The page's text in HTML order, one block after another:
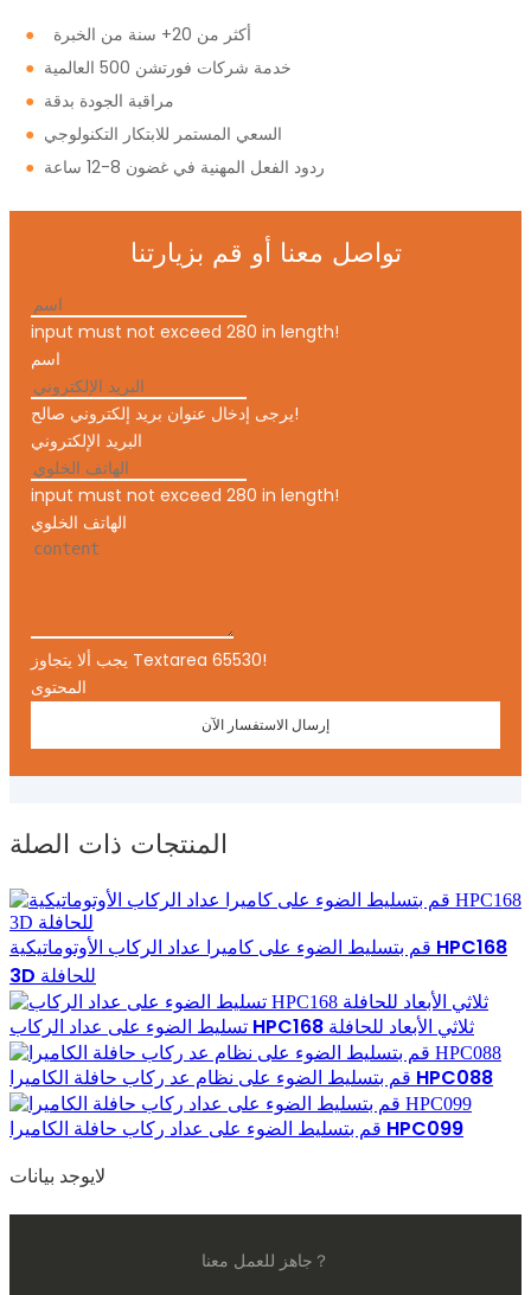
●
أكثر من 20+ سنة من الخبرة
●
خدمة شركات فورتشن 500 العالمية
● مراقبة الجودة بدقة
● السعي المستمر للابتكار التكنولوجي
●
ردود الفعل المهنية في غضون 8-12 ساعة
تواصل معنا أو قم بزيارتنا
input must not exceed 280 in length!
اسم
يرجى إدخال عنوان بريد إلكتروني صالح!
البريد الإلكتروني
input must not exceed 280 in length!
الهاتف الخلوي
يجب ألا يتجاوز Textarea 65530!
المحتوى
إرسال الاستفسار الآن
المنتجات ذات الصلة
قم بتسليط الضوء على كاميرا عداد الركاب الأوتوماتيكية HPC168
3D للحافلة
تسليط الضوء على عداد الركاب HPC168 ثلاثي الأبعاد للحافلة
قم بتسليط الضوء على نظام عد ركاب حافلة الكاميرا HPC088
قم بتسليط الضوء على عداد ركاب حافلة الكاميرا HPC099
لايوجد بيانات
جاهز للعمل معنا？